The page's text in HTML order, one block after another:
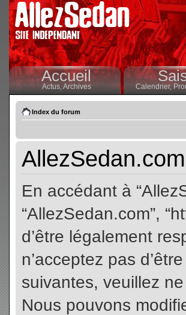
Accueil
Actus,Archives Calendrier,
Index du forum
En accédant à
“AllezSedan.com”,
d’être légalement
n’acceptez pas
suivantes, veuillez
Nous pouvons